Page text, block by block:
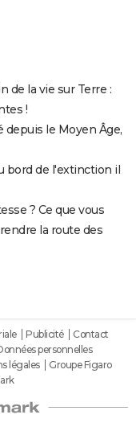
de la vie sur Terre :
!
depuis le Moyen Âge,
bord de l'extinction il
? Ce que vous
la route des
Publicité
Contact
personnelles
légales
Groupe Figaro